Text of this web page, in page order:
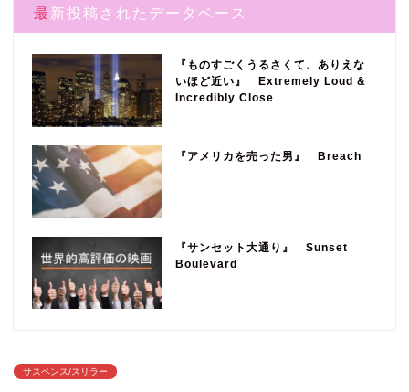
最新投稿されたデータベース
『ものすごくうるさくて、ありえな
いほど近い』 Extremely Loud &
Incredibly Close
『アメリカを売った男』 Breach
『サンセット大通り』 Sunset
Boulevard
サスペンス/スリラー